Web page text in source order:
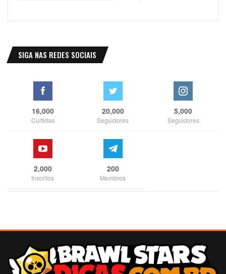
SIGA NAS REDES SOCIAIS
16,000
Curtidas
20,000
Seguidores
5,000
Seguidores
2,000
Inscritos
200
Membros